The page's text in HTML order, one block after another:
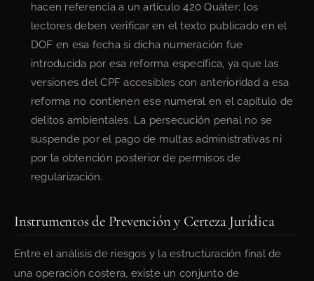
hacen referencia a un artículo 420 Quáter; los
lectores deben verificar en el texto publicado en el
DOF en esa fecha si dicha numeración fue
introducida por esa reforma específica, ya que las
versiones del CPF accesibles con anterioridad a esa
reforma no contienen ese numeral en el capítulo de
delitos ambientales. La persecución penal no se
suspende por el pago de multas administrativas ni
por la obtención posterior de permisos de
regularización.
Instrumentos de Prevención y Certeza Jurídica
Entre el análisis de riesgos y la estructuración final de
una operación costera, existe un conjunto de